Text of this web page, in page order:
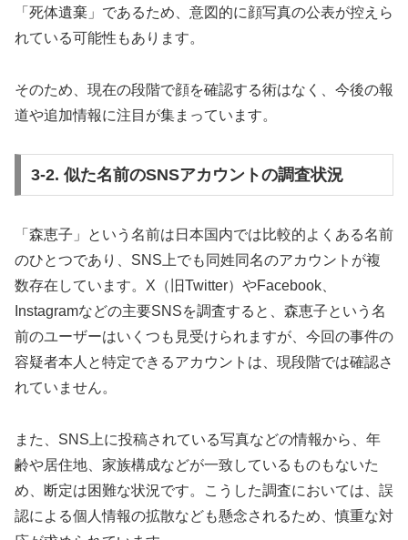
「死体遺棄」であるため、意図的に顔写真の公表が控えら
れている可能性もあります。
そのため、現在の段階で顔を確認する術はなく、今後の報
道や追加情報に注目が集まっています。
3-2. 似た名前のSNSアカウントの調査状況
「森恵子」という名前は日本国内では比較的よくある名前
のひとつであり、SNS上でも同姓同名のアカウントが複
数存在しています。X（旧Twitter）やFacebook、
Instagramなどの主要SNSを調査すると、森恵子という名
前のユーザーはいくつも見受けられますが、今回の事件の
容疑者本人と特定できるアカウントは、現段階では確認さ
れていません。
また、SNS上に投稿されている写真などの情報から、年
齢や居住地、家族構成などが一致しているものもないた
め、断定は困難な状況です。こうした調査においては、誤
認による個人情報の拡散なども懸念されるため、慎重な対